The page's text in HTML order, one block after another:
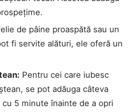
de pâine proaspătă sau un
fi servite alături, ele oferă un
Pentru cei care iubesc
se pot adăuga câteva
5 minute înainte de a opri